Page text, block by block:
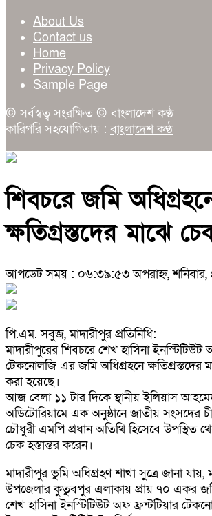
About Us
Contact us
Home
Privacy Policy
Sample Page
© সর্বস্বত্ব সংরক্ষিত © বাংলাদেশ কণ্ঠ
কারিগরি সহযোগিতায় :বাংলাদেশ কণ্ঠ
শিবচরে জমি
ক্ষতিগ্রস্তদের মাঝে
আপডেট সময় : ০৬:৩৯:৫৩ অপরাহ্ন, শনিবার,
পি.এম. সবুজ, মাদারীপুর প্রতিনিধি:
মাদারীপুরের শিবচরে শেখ হাসিনা ইনস্টিটিউট
টেকনোলজি এর জমি অধিগ্রহনে ক্ষতিগ্রস্তদের
করা হয়েছে।
আজ বেলা ১১ টার দিকে স্থানীয় ইলিয়াস
অডিটোরিয়ামে এক অনুষ্ঠানে জাতীয়
চৌধুরী এমপি প্রধান অতিথি হিসেবে উপস্থিত
চেক হস্তান্তর করেন।
মাদারীপুর ভুমি অধিগ্রহণ শাখা সুত্রে জানা যায়,
উপজেলার কুতুবপুর এলাকায় প্রায় ৭০ একর
শেখ হাসিনা ইনস্টিটিউট অফ ফ্রন্টটিয়ার